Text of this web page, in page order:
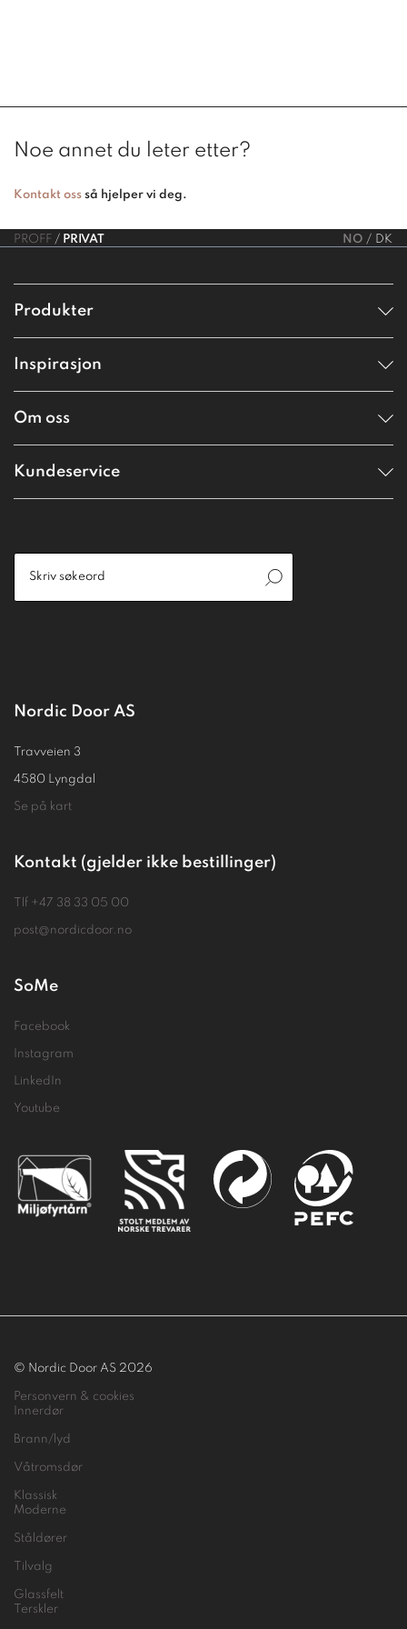
Noe annet du leter etter?
Kontakt oss så hjelper vi deg.
PROFF PRIVAT NO DK
Produkter
Inspirasjon
Om oss
Kundeservice
Nordic Door AS
Travveien 3
4580 Lyngdal
Se på kart
Kontakt (gjelder ikke bestillinger)
Tlf +47 38 33 05 00
post@nordicdoor.no
SoMe
Facebook
Instagram
LinkedIn
Youtube
© Nordic Door AS 2026
Personvern & cookies
Innerdør
Brann/lyd
Våtromsdør
Klassisk
Moderne
Ståldører
Tilvalg
Glassfelt
Terskler